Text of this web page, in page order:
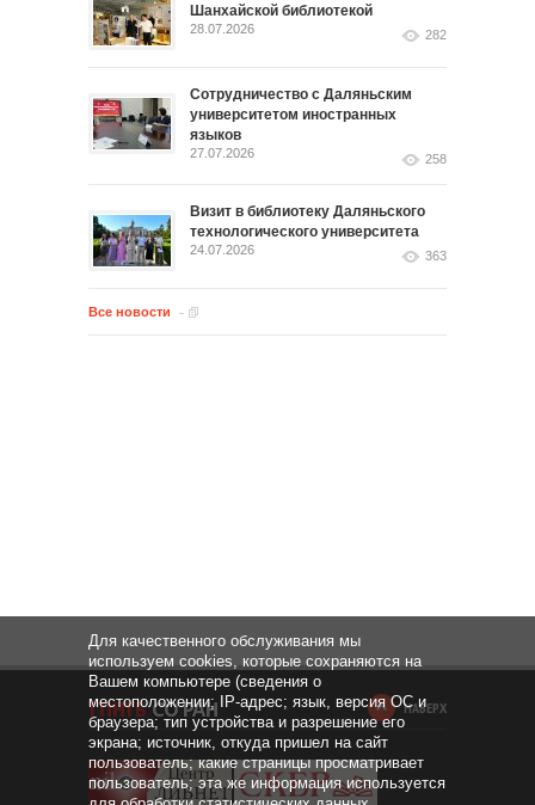
Шанхайской библиотекой
28.07.2026 282
Сотрудничество с Даляньским
университетом иностранных
языков
27.07.2026 258
Визит в библиотеку Даляньского
технологического университета
24.07.2026 363
Все новости
НАВЕРХ
Для качественного обслуживания мы
используем cookies, которые сохраняются на
Вашем компьютере (сведения о
местоположении; IP-адрес; язык, версия ОС и
браузера; тип устройства и разрешение его
экрана; источник, откуда пришел на сайт
пользователь; какие страницы просматривает
пользователь; эта же информация используется